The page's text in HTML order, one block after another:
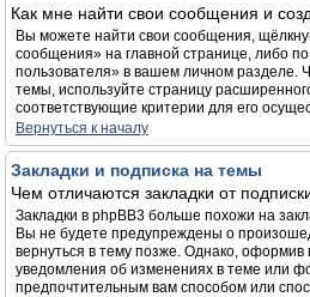
Как мне найти свои сообщения и
Вы можете найти свои сообщения,
сообщения» на главной странице, либо
пользователя» в вашем личном разделе.
темы, используйте страницу
соответствующие критерии для его
Вернуться к началу
Закладки и подписка на темы
Чем отличаются закладки от
Закладки в phpBB3 больше похожи на
Вы не будете предупреждены о
вернуться в тему позже. Однако, оформив
уведомления об изменениях в теме или
предпочтительным вам способом или